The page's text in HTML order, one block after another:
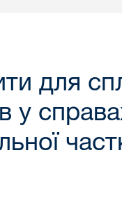
для
у